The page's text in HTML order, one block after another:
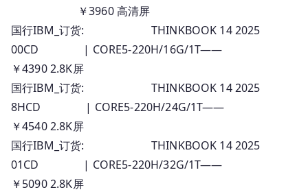
￥3960 高清屏
国行IBM_订货: THINKBOOK 14 2025
00CD | CORE5-220H/16G/1T——
￥4390 2.8K屏
国行IBM_订货: THINKBOOK 14 2025
8HCD | CORE5-220H/24G/1T——
￥4540 2.8K屏
国行IBM_订货: THINKBOOK 14 2025
01CD | CORE5-220H/32G/1T——
￥5090 2.8K屏